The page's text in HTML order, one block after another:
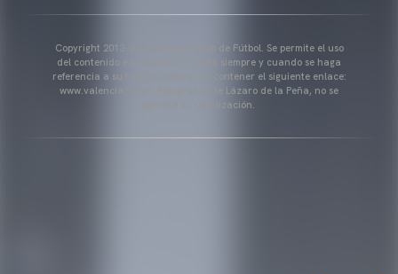
Copyright 2013-2025 Valencia Club de Fútbol. Se permite el uso
del contenido editorial del artículo siempre y cuando se haga
referencia a su fuente, además de contener el siguiente enlace:
www.valenciacf.com. Fotografías de Lázaro de la Peña, no se
permite su reutilización.